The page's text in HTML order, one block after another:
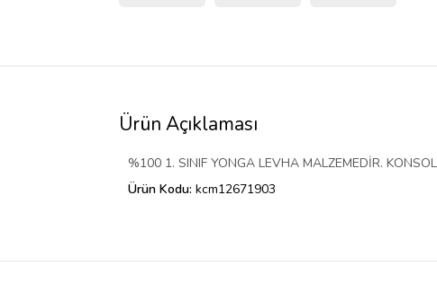
Ürün Açıklaması
%100 1. SINIF YONGA LEVHA MALZEMEDİR.
Ürün Kodu: kcm12671903